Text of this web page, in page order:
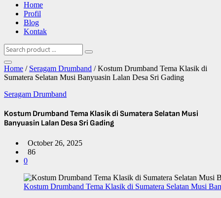
Home
Profil
Blog
Kontak
Home / Seragam Drumband / Kostum Drumband Tema Klasik di
Sumatera Selatan Musi Banyuasin Lalan Desa Sri Gading
Seragam Drumband
Kostum Drumband Tema Klasik di Sumatera Selatan Musi
Banyuasin Lalan Desa Sri Gading
October 26, 2025
86
0
Kostum Drumband Tema Klasik di Sumatera Selatan Musi